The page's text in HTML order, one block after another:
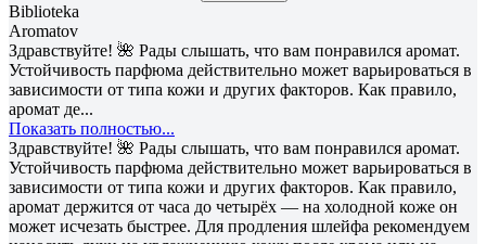
Biblioteka
Aromatov
Здравствуйте! 🌺 Рады слышать, что вам понравился аромат.
Устойчивость парфюма действительно может варьироваться в
зависимости от типа кожи и других факторов. Как правило,
аромат де...
Показать полностью...
Здравствуйте! 🌺 Рады слышать, что вам понравился аромат.
Устойчивость парфюма действительно может варьироваться в
зависимости от типа кожи и других факторов. Как правило,
аромат держится от часа до четырёх — на холодной коже он
может исчезать быстрее. Для продления шлейфа рекомендуем